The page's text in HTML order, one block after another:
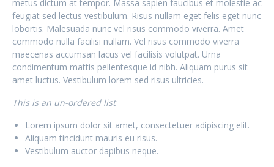
metus dictum at tempor. Massa sapien faucibus et molestie ac
feugiat sed lectus vestibulum. Risus nullam eget felis eget nunc
lobortis. Malesuada nunc vel risus commodo viverra. Amet
commodo nulla facilisi nullam. Vel risus commodo viverra
maecenas accumsan lacus vel facilisis volutpat. Urna
condimentum mattis pellentesque id nibh. Aliquam purus sit
amet luctus. Vestibulum lorem sed risus ultricies.
This is an un-ordered list
Lorem ipsum dolor sit amet, consectetuer adipiscing elit.
Aliquam tincidunt mauris eu risus.
Vestibulum auctor dapibus neque.